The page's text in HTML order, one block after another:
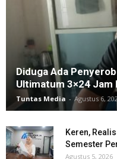
Diduga Ada
Ultimatum 3×24 Jam
Tuntas Media - Agustus 6,
Keren,
Semester
Agustus 5, 2026